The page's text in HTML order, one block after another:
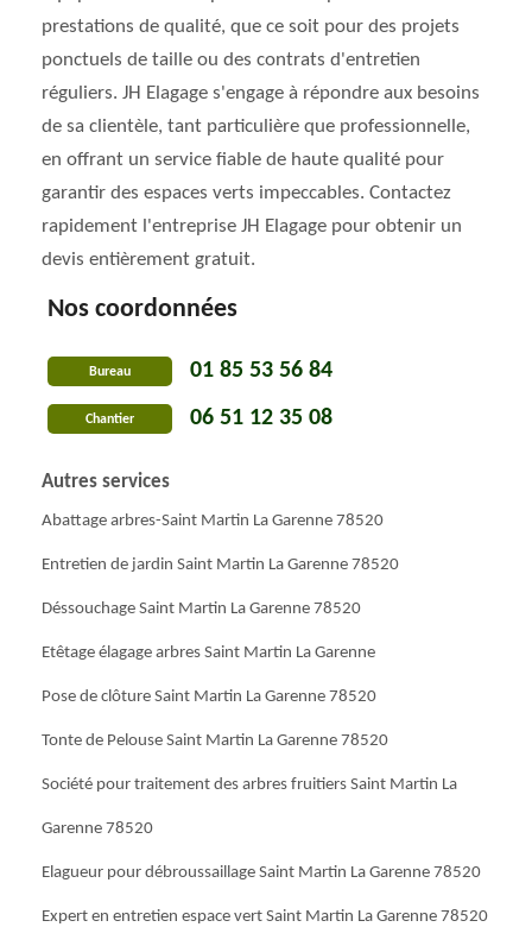
prestations de qualité, que ce soit pour des projets
ponctuels de taille ou des contrats d'entretien
réguliers. JH Elagage s'engage à répondre aux besoins
de sa clientèle, tant particulière que professionnelle,
en offrant un service fiable de haute qualité pour
garantir des espaces verts impeccables. Contactez
rapidement l'entreprise JH Elagage pour obtenir un
devis entièrement gratuit.
Nos coordonnées
Bureau 01 85 53 56 84
Chantier 06 51 12 35 08
Autres services
Abattage arbres-Saint Martin La Garenne 78520
Entretien de jardin Saint Martin La Garenne 78520
Déssouchage Saint Martin La Garenne 78520
Etêtage élagage arbres Saint Martin La Garenne
Pose de clôture Saint Martin La Garenne 78520
Tonte de Pelouse Saint Martin La Garenne 78520
Société pour traitement des arbres fruitiers Saint Martin La
Garenne 78520
Elagueur pour débroussaillage Saint Martin La Garenne 78520
Expert en entretien espace vert Saint Martin La Garenne 78520